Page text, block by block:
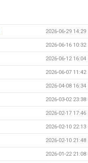
2026-06-29 14:29
2026-06-16 10:32
2026-06-12 16:04
2026-06-07 11:42
2026-04-08 16:34
2026-03-02 23:38
2026-02-17 17:46
2026-02-10 22:13
2026-02-10 21:48
2026-01-22 21:08